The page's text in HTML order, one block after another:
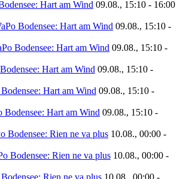
Hart am Wind 09.08., 15:10 - 16:00
Bodensee: Hart am Wind 09.08., 15:10 -
Bodensee: Hart am Wind 09.08., 15:10 -
Hart am Wind 09.08., 15:10 -
Hart am Wind 09.08., 15:10 -
Bodensee: Hart am Wind 09.08., 15:10 -
Bodensee: Rien ne va plus 10.08., 00:00 -
Bodensee: Rien ne va plus 10.08., 00:00 -
Rien ne va plus 10.08., 00:00 -